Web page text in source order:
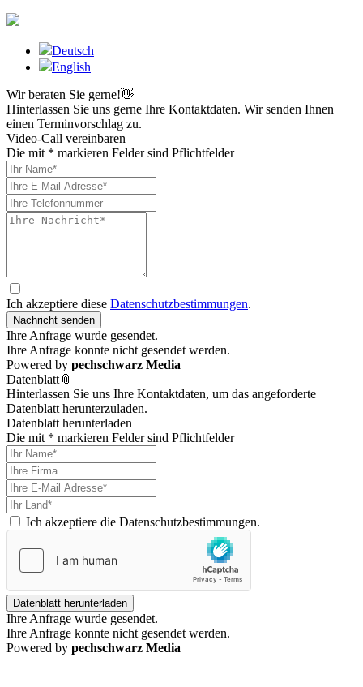
Deutsch
English
Wir beraten Sie gerne!👋
Hinterlassen Sie uns gerne Ihre Kontaktdaten. Wir senden Ihnen
einen Terminvorschlag zu.
Video-Call vereinbaren
Die mit * markieren Felder sind Pflichtfelder
Ich akzeptiere diese Datenschutzbestimmungen.
Nachricht senden
Ihre Anfrage wurde gesendet.
Ihre Anfrage konnte nicht gesendet werden.
Powered by pechschwarz Media
Datenblatt 📎
Hinterlassen Sie uns Ihre Kontaktdaten, um das angeforderte
Datenblatt herunterzuladen.
Datenblatt herunterladen
Die mit * markieren Felder sind Pflichtfelder
Ich akzeptiere die Datenschutzbestimmungen.
Datenblatt herunterladen
Ihre Anfrage wurde gesendet.
Ihre Anfrage konnte nicht gesendet werden.
Powered by pechschwarz Media